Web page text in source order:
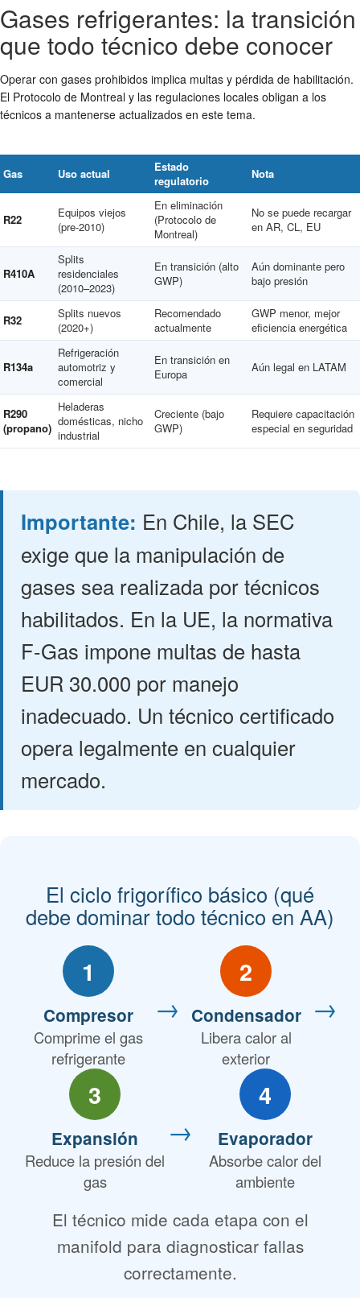
Gases refrigerantes: la transición
que todo técnico debe conocer
Operar con gases prohibidos implica multas y pérdida de habilitación.
El Protocolo de Montreal y las regulaciones locales obligan a los
técnicos a mantenerse actualizados en este tema.
Gas Uso actual
Estado
regulatorio
Nota
R22
Equipos viejos
(pre-2010)
En eliminación
(Protocolo de
Montreal)
No se puede recargar
en AR, CL, EU
R410A
Splits
residenciales
(2010–2023)
En transición (alto
GWP)
Aún dominante pero
bajo presión
R32
Splits nuevos
(2020+)
Recomendado
actualmente
GWP menor, mejor
eficiencia energética
R134a
Refrigeración
automotriz y
comercial
En transición en
Europa
Aún legal en LATAM
R290
(propano)
Heladeras
domésticas, nicho
industrial
Creciente (bajo
GWP)
Requiere capacitación
especial en seguridad
Importante: En Chile, la SEC
exige que la manipulación de
gases sea realizada por técnicos
habilitados. En la UE, la normativa
F-Gas impone multas de hasta
EUR 30.000 por manejo
inadecuado. Un técnico certificado
opera legalmente en cualquier
mercado.
El ciclo frigorífico básico (qué
debe dominar todo técnico en AA)
1
Compresor
Comprime el gas
refrigerante
→
2
Condensador
Libera calor al
exterior
→
3
Expansión
Reduce la presión del
gas
→
4
Evaporador
Absorbe calor del
ambiente
El técnico mide cada etapa con el
manifold para diagnosticar fallas
correctamente.